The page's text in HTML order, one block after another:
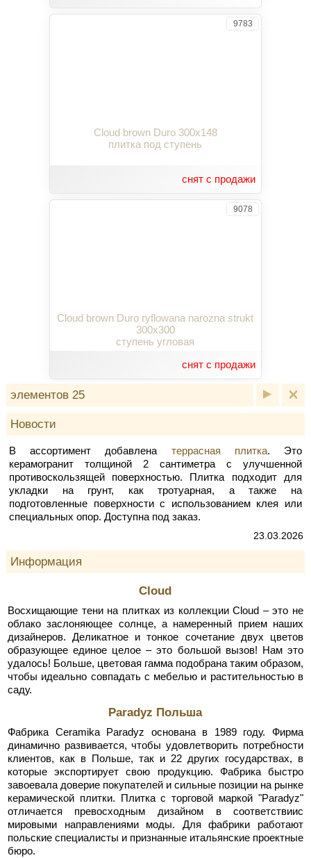
9783
Cloud brown Duro 300x148
плитка под ступень
снят с продажи
9078
Cloud brown Duro ryflowana narozna strukt
300x300
ступень угловая
снят с продажи
элементов 25
Новости
В ассортимент добавлена террасная плитка. Это
керамогранит толщиной 2 сантиметра с улучшенной
противоскользящей поверхностью. Плитка подходит для
укладки на грунт, как тротуарная, а также на
подготовленные поверхности с использованием клея или
специальных опор. Доступна под заказ.
23.03.2026
Информация
Cloud
Восхищающие тени на плитках из коллекции Cloud – это не
облако заслоняющее солнце, а намеренный прием наших
дизайнеров. Деликатное и тонкое сочетание двух цветов
образующее единое целое – это большой вызов! Нам это
удалось! Больше, цветовая гамма подобрана таким образом,
чтобы идеально совпадать с мебелью и растительностью в
саду.
Paradyz Польша
Фабрика Ceramika Paradyz основана в 1989 году. Фирма
динамично развивается, чтобы удовлетворить потребности
клиентов, как в Польше, так и 22 других государствах, в
которые экспортирует свою продукцию. Фабрика быстро
завоевала доверие покупателей и сильные позиции на рынке
керамической плитки. Плитка с торговой маркой "Paradyz"
отличается превосходным дизайном в соответствиис
мировыми направлениями моды. Для фабрики работают
польские специалисты и признанные итальянские проектные
бюро.